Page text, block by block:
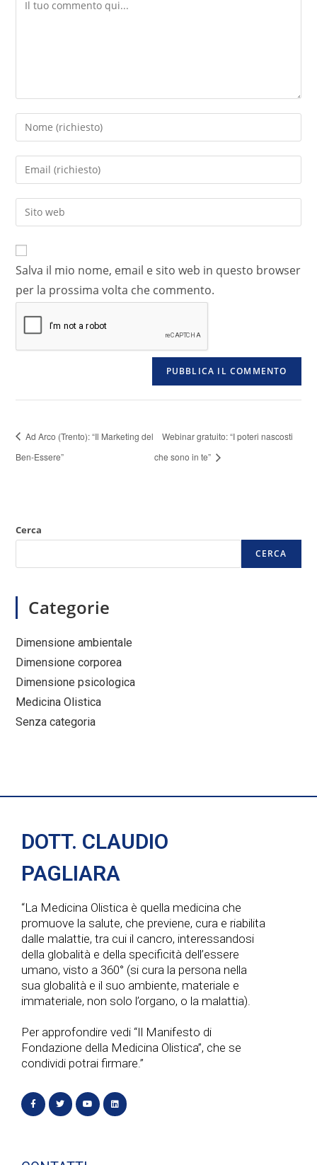
Salva il mio nome, email e sito web in questo browser
per la prossima volta che commento.
Ad Arco (Trento): “Il Marketing del
Ben-Essere”
Webinar gratuito: “I poteri nascosti
che sono in te”
Cerca
CERCA
Categorie
Dimensione ambientale
Dimensione corporea
Dimensione psicologica
Medicina Olistica
Senza categoria
DOTT. CLAUDIO
PAGLIARA
“La Medicina Olistica è quella medicina che
promuove la salute, che previene, cura e riabilita
dalle malattie, tra cui il cancro, interessandosi
della globalità e della specificità dell’essere
umano, visto a 360° (si cura la persona nella
sua globalità e il suo ambiente, materiale e
immateriale, non solo l’organo, o la malattia).
Per approfondire vedi “Il Manifesto di
Fondazione della Medicina Olistica”, che se
condividi potrai firmare.”